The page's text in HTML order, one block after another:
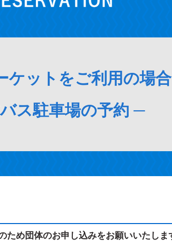
ケットをご利用の場合
ス駐車場の予約 ─
め団体のお申し込みをお願いいたし